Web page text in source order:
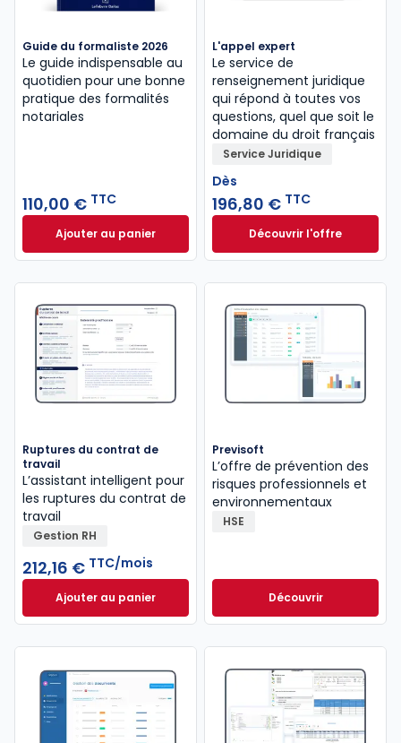
Guide du formaliste 2026
Le guide indispensable au
quotidien pour une bonne
pratique des formalités
notariales
110,00 € TTC
Ajouter au panierGuide du formaliste 2026 à 110,00 € TTC
L'appel expert
Le service de
renseignement juridique
qui répond à toutes vos
questions, quel que soit le
domaine du droit français
Service Juridique
Dès
196,80 € TTC
Découvrir l'offreL'appel expert à
Dès
Ruptures du contrat de
travail
L’assistant intelligent pour
les ruptures du contrat de
travail
Gestion RH
212,16 € TTC/mois
Ajouter au panierRuptures du contrat de travail à 212,16 €
Previsoft
L’offre de prévention des
risques professionnels et
environnementaux
HSE
Découvrir